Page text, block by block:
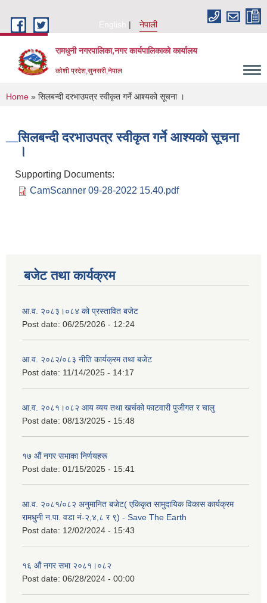
English
नेपाली
रामधुनी नगरपालिका,नगर कार्यपालिकाको कार्यालय
कोशी प्रदेश,सुनसरी,नेपाल
You are here
Home » सिलबन्दी दरभाउपत्र स्वीकृत गर्ने आश्यको सूचना ।
सिलबन्दी दरभाउपत्र स्वीकृत गर्ने आश्यको सूचना
।
Supporting Documents:
CamScanner 09-28-2022 15.40.pdf
बजेट तथा कार्यक्रम
आ.व. २०८३।०८४ को प्रस्तावित बजेट
Post date: 06/25/2026 - 12:24
आ.व. २०८२/०८३ नीति कार्यक्रम तथा बजेट
Post date: 11/14/2025 - 14:17
आ.व. २०८१।०८२ आय ब्यय तथा खर्चको फाटवारी पुजीगत र चालु
Post date: 08/13/2025 - 15:48
१७ औं नगर सभाका निर्णयहरू
Post date: 01/15/2025 - 15:41
आ.व. २०८१/०८२ अनुमानित बजेट( एकिकृत सामुदायिक विकास कार्यक्रम
रामधुनी न.पा. वडा नं-२,४,८ र ९) - Save The Earth
Post date: 12/02/2024 - 15:43
१६ औं नगर सभा २०८१।०८२
Post date: 06/28/2024 - 00:00